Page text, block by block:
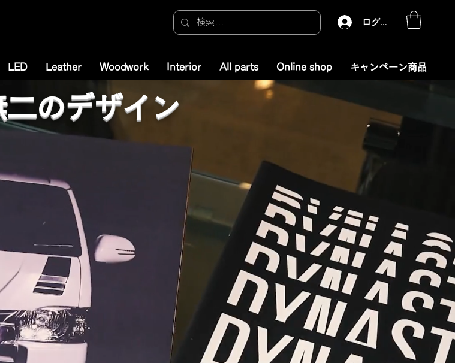
ログイン
LED Leather Woodwork Interior All parts Online shop キャンペーン商品
のデザイン